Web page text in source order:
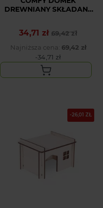
DREWNIANY SKŁADANY
Cena podstawowa
69,42 zł
Cena
34,71 zł
Najniższa cena: 69,42 zł
-34,71 zł
-26,01 ZŁ